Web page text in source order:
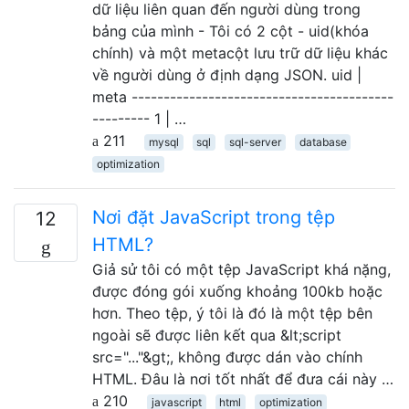
dữ liệu liên quan đến người dùng trong
bảng của mình - Tôi có 2 cột - uid(khóa
chính) và một metacột lưu trữ dữ liệu khác
về người dùng ở định dạng JSON. uid |
meta -----------------------------------------
--------- 1 | …
211
mysql sql sql-server
database
optimization
12
Nơi đặt JavaScript trong tệp
HTML?
Giả sử tôi có một tệp JavaScript khá nặng,
được đóng gói xuống khoảng 100kb hoặc
hơn. Theo tệp, ý tôi là đó là một tệp bên
ngoài sẽ được liên kết qua &lt;script
src="..."&gt;, không được dán vào chính
HTML. Đâu là nơi tốt nhất để đưa cái này …
210
javascript html optimization